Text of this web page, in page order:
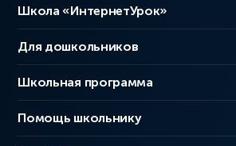
Школа «ИнтернетУрок»
Для дошкольников
Школьная программа
Помощь школьнику